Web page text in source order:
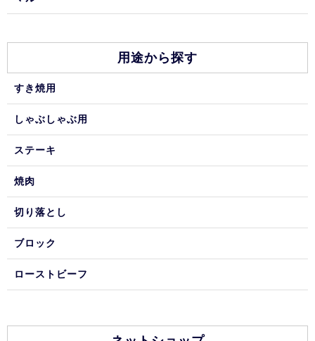
用途から探す
すき焼用
しゃぶしゃぶ用
ステーキ
焼肉
切り落とし
ブロック
ローストビーフ